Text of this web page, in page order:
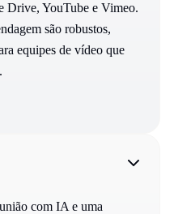
Drive, YouTube e Vimeo.
são robustos,
equipes de vídeo que
com IA e uma